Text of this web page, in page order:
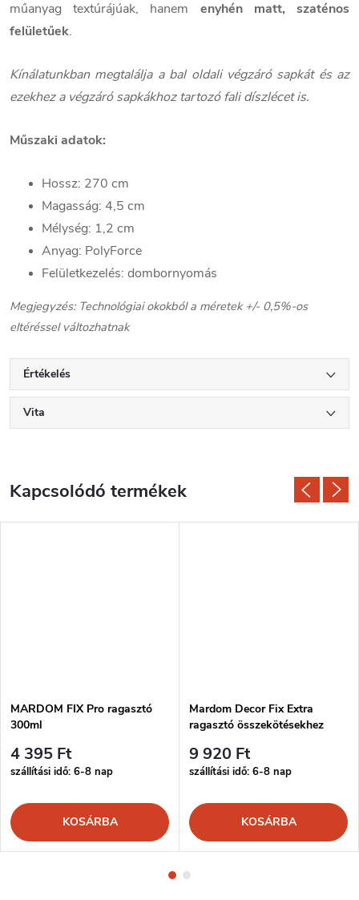
műanyag textúrájúak, hanem enyhén matt, szaténos
felületűek.
Kínálatunkban megtalálja a bal oldali végzáró sapkát és az
ezekhez a végzáró sapkákhoz tartozó fali díszlécet is.
Műszaki adatok:
Hossz: 270 cm
Magasság: 4,5 cm
Mélység: 1,2 cm
Anyag: PolyForce
Felületkezelés: dombornyomás
Megjegyzés: Technológiai okokból a méretek +/- 0,5%-os
eltéréssel változhatnak
Értékelés
Vita
Kapcsolódó termékek
MARDOM FIX Pro ragasztó
300ml
4 395 Ft
szállítási idő: 6-8 nap
KOSÁRBA
Mardom Decor Fix Extra
ragasztó összekötésekhez
9 920 Ft
szállítási idő: 6-8 nap
KOSÁRBA